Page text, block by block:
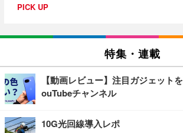
PICK UP
特集・連載
【動画レビュー】注目ガジェット
ouTubeチャンネル
10G光回線導入レポ